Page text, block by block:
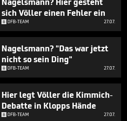
sich Völler einen Fehler ein
DFB-TEAM 27.07.
Nagelsmann? "Das war jetzt
nicht so sein Ding"
DFB-TEAM 27.07.
Hier legt Völler die Kimmich-
Debatte in Klopps Hände
DFB-TEAM 27.07.